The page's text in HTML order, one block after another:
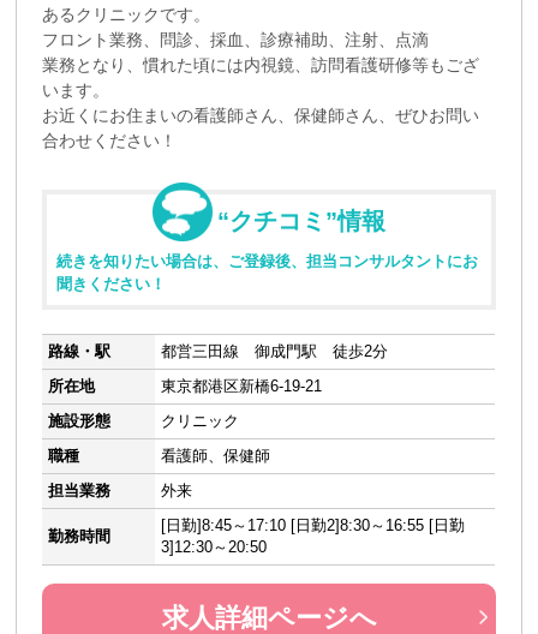
あるクリニックです。
フロント業務、問診、採血、診療補助、注射、点滴
業務となり、慣れた頃には内視鏡、訪問看護研修等もござ
います。
お近くにお住まいの看護師さん、保健師さん、ぜひお問い
合わせください！
“クチコミ”情報
続きを知りたい場合は、ご登録後、担当コンサルタントにお
聞きください！
路線・駅
都営三田線 御成門駅 徒歩2分
所在地
東京都港区新橋6-19-21
施設形態
クリニック
職種
看護師、保健師
担当業務
外来
勤務時間
[日勤]8:45～17:10 [日勤2]8:30～16:55 [日勤
3]12:30～20:50
求人詳細ページへ